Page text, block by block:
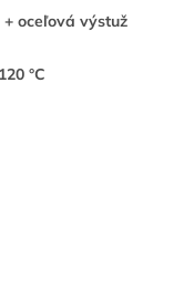
oceľová výstuž
°C